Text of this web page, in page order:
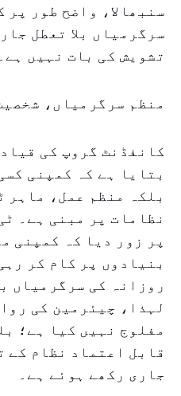
سنبھالا، واضح طور پر
سرگرمیاں بلا تعطل
تشویش کی بات نہیں ہے۔
منظم سرگرمیاں،
کانفڈنٹ گروپ کی
بتایا ہے کہ کمپنی
بلکہ منظم عمل، ماہر
نظامات پر مبنی ہے۔
پر زور دیا کہ کمپنی
بنیادوں پر کام کر
روزانہ کی سرگرمیاں
لہذا، چیئرمین کی
مفلوج نہیں کیا ہے؛
قابل اعتماد نظام کے
جاری رکھے ہوئے ہے۔